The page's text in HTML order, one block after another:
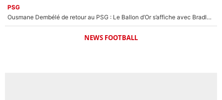
PSG
Ousmane Dembélé de retour au PSG : Le Ballon d’Or s’affiche avec Bradley Barcola en plein cœur du feuilleton sur son départ !
NEWS FOOTBALL